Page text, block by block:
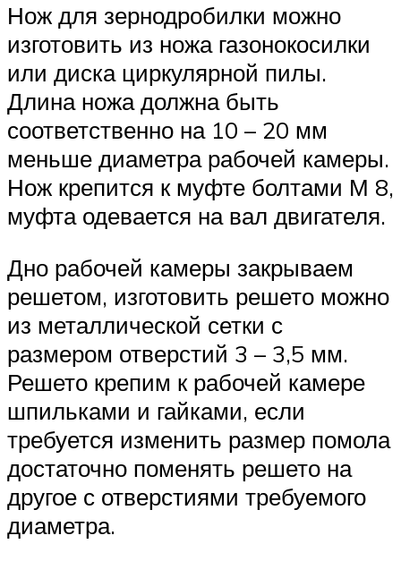
Нож для зернодробилки можно
изготовить из ножа газонокосилки
или диска циркулярной пилы.
Длина ножа должна быть
соответственно на 10 – 20 мм
меньше диаметра рабочей камеры.
Нож крепится к муфте болтами М 8,
муфта одевается на вал двигателя.
Дно рабочей камеры закрываем
решетом, изготовить решето можно
из металлической сетки с
размером отверстий 3 – 3,5 мм.
Решето крепим к рабочей камере
шпильками и гайками, если
требуется изменить размер помола
достаточно поменять решето на
другое с отверстиями требуемого
диаметра.